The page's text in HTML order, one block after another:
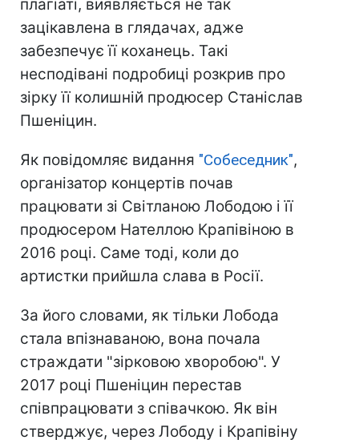
плагіаті, виявляється не так
зацікавлена в глядачах, адже
забезпечує її коханець. Такі
несподівані подробиці розкрив про
зірку її колишній продюсер Станіслав
Пшеніцин.
Як повідомляє видання "Собеседник",
організатор концертів почав
працювати зі Світланою Лободою і її
продюсером Нателлою Крапівіною в
2016 році. Саме тоді, коли до
артистки прийшла слава в Росії.
За його словами, як тільки Лобода
стала впізнаваною, вона почала
страждати "зірковою хворобою". У
2017 році Пшеніцин перестав
співпрацювати з співачкою. Як він
стверджує, через Лободу і Крапівіну